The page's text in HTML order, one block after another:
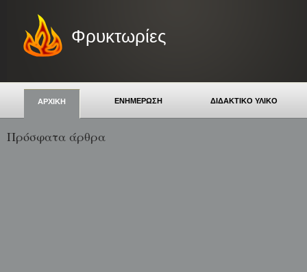
Φρυκτωρίες
ΑΡΧΙΚΗ ΕΝΗΜΕΡΩΣΗ ΔΙΔΑΚΤΙΚΟ ΥΛΙΚΟ
Πρόσφατα άρθρα